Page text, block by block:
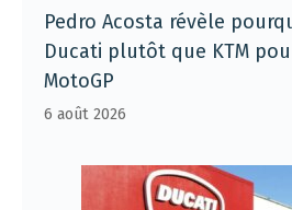
Pedro Acosta révèle
Ducati plutôt que KTM
MotoGP
6 août 2026